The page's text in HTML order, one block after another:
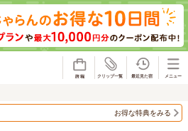
お得な特典をみる